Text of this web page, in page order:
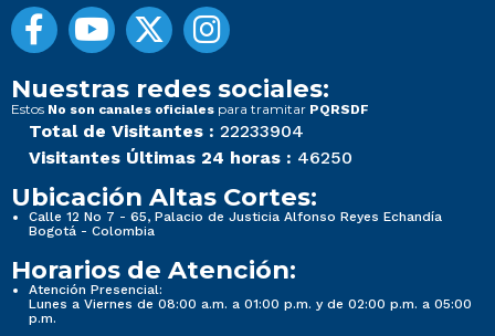
Nuestras redes sociales:
Estos No son canales oficiales para tramitar PQRSDF
Total de Visitantes : 22233904
Visitantes Últimas 24 horas : 46250
Ubicación Altas Cortes:
Calle 12 No 7 - 65, Palacio de Justicia Alfonso Reyes Echandía
Bogotá - Colombia
Horarios de Atención:
Atención Presencial:
Lunes a Viernes de 08:00 a.m. a 01:00 p.m. y de 02:00 p.m. a 05:00
p.m.